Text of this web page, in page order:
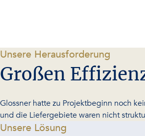
Unsere Herausforderung
Großen
Glossner hatte zu Projektbeginn noch
und die Liefergebiete waren nicht
Unsere Lösung